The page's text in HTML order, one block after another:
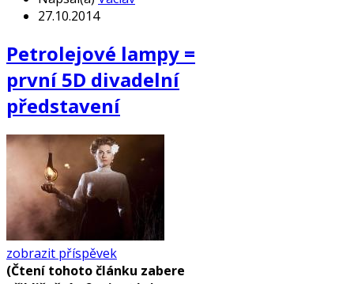
27.10.2014
Petrolejové lampy =
první 5D divadelní
představení
zobrazit příspěvek
(Čtení tohoto článku zabere